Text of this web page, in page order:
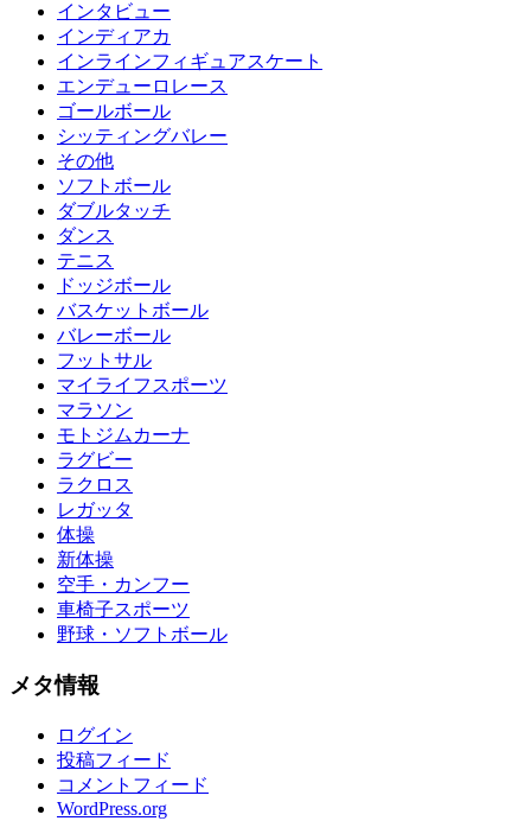
インタビュー
インディアカ
インラインフィギュアスケート
エンデューロレース
ゴールボール
シッティングバレー
その他
ソフトボール
ダブルタッチ
ダンス
テニス
ドッジボール
バスケットボール
バレーボール
フットサル
マイライフスポーツ
マラソン
モトジムカーナ
ラグビー
ラクロス
レガッタ
体操
新体操
空手・カンフー
車椅子スポーツ
野球・ソフトボール
メタ情報
ログイン
投稿フィード
コメントフィード
WordPress.org